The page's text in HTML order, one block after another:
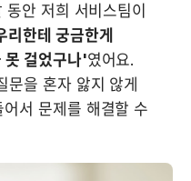
동안 저희 서비스팀이
한테 궁금한게
못 걸었구나'였어요.
문을 혼자 앓지 않게
서 문제를 해결할 수